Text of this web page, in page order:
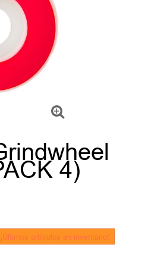
4)
artículos en inventario!